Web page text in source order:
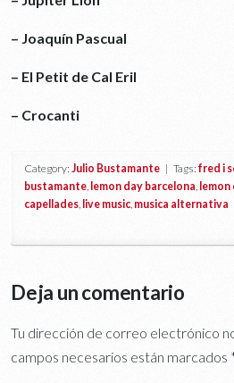
– Joaquín Pascual
– El Petit de Cal Eril
– Crocanti
Category:Julio Bustamante | Tags:fred i
bustamante lemon day barcelona
capellades live music, musica alternativa
Deja un comentario
Tu dirección de correo electrónico
campos necesarios están marcados